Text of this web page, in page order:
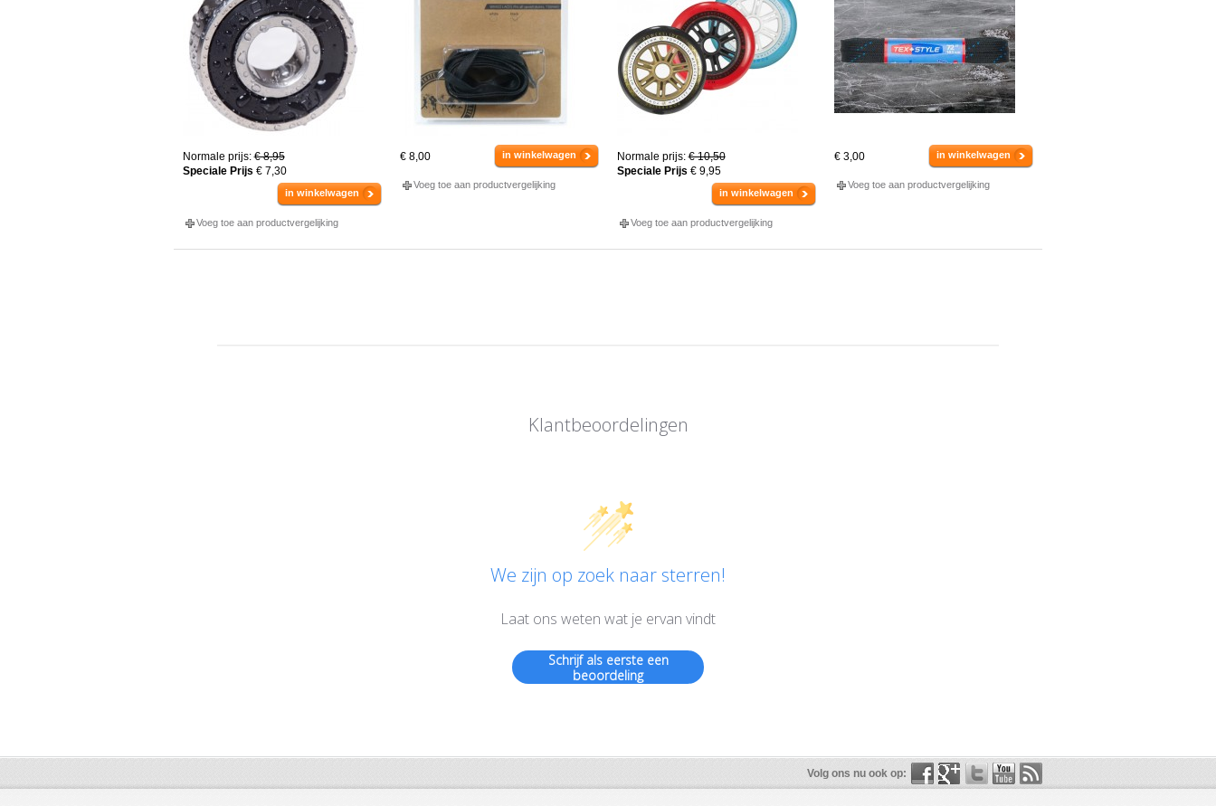
Normale prijs: € 8,95
Speciale Prijs € 7,30
in winkelwagen
Voeg toe aan productvergelijking
€ 8,00 in winkelwagen
Voeg toe aan productvergelijking
Normale prijs: € 10,50
Speciale Prijs € 9,95
in winkelwagen
Voeg toe aan productvergelijking
€ 3,00 in winkelwagen
Voeg toe aan productvergelijking
Klantbeoordelingen
We zijn op zoek naar sterren!
Laat ons weten wat je ervan vindt
Schrijf als eerste een
beoordeling
Volg ons nu ook op: